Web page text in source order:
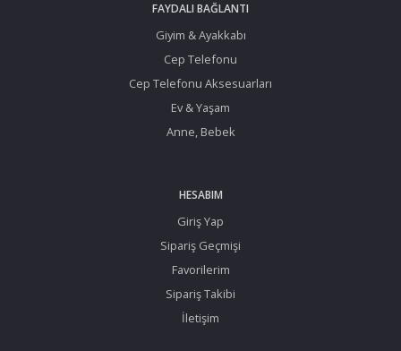
FAYDALI BAĞLANTI
Giyim & Ayakkabı
Cep Telefonu
Cep Telefonu Aksesuarları
Ev & Yaşam
Anne, Bebek
HESABIM
Giriş Yap
Sipariş Geçmişi
Favorilerim
Sipariş Takibi
İletişim